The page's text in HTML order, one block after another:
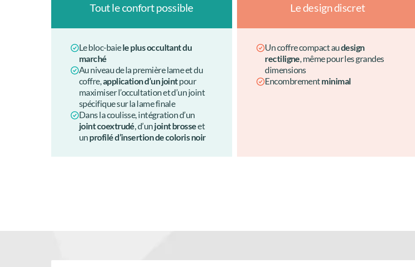
Tout le confort possible
Le bloc-baiele plus occultant du
marché
Au niveau de la première lame et du
coffre,application d’un jointpour
maximiser l’occultation et d’un joint
spécifique sur la lame finale
Dans la coulisse, intégration d’un
joint coextrudé, d’unjoint brosseet
unprofilé d’insertion de coloris noir
Le design discret
Un coffre compact audesign
rectiligne, même pour les grandes
dimensions
Encombrementminimal